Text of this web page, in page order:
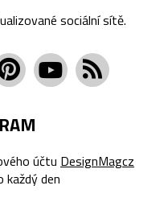
sociální sítě.
účtu DesignMagcz
každý den